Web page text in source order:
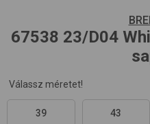
67538 23/D04
Válassz méretet!
39 43